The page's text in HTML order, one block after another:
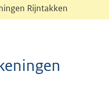
Rijntakken